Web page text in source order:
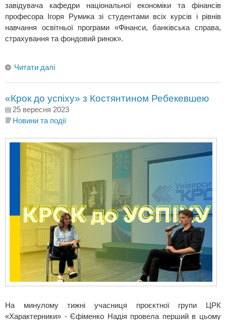
завідувача кафедри національної економіки та фінансів
професора Ігоря Румика зі студентами всіх курсів і рівнів
навчання освітньої програми «Фінанси, банківська справа,
страхування та фондовий ринок».
Читати далі
«Крок до успіху» з Костянтином Ребекевшею
25 вересня 2023
Новини та події
На минулому тижні учасниця проєктної групи ЦРК
«Характерники» - Єфіменко Надія провела перший в цьому